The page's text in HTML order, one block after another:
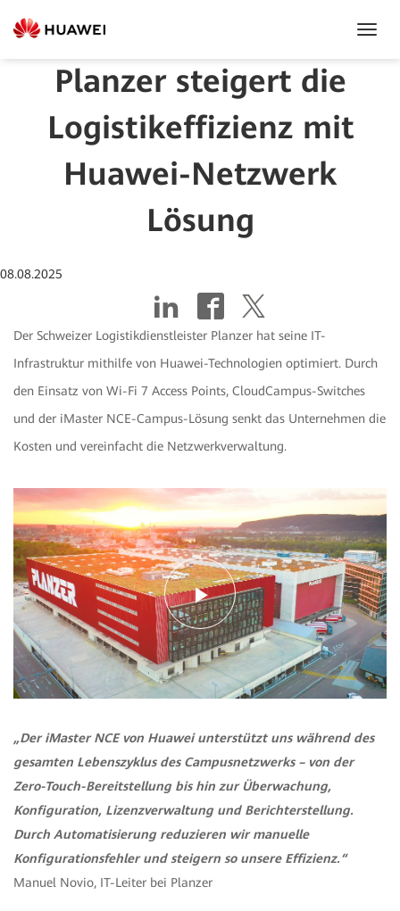
Planzer steigert die
Logistikeffizienz mit
Huawei-Netzwerk
Lösung
08.08.2025
Der Schweizer Logistikdienstleister Planzer hat seine IT-
Infrastruktur mithilfe von Huawei-Technologien optimiert. Durch
den Einsatz von Wi-Fi 7 Access Points, CloudCampus-Switches
und der iMaster NCE-Campus-Lösung senkt das Unternehmen die
Kosten und vereinfacht die Netzwerkverwaltung.
Play
Video
„Der iMaster NCE von Huawei unterstützt uns während des
gesamten Lebenszyklus des Campusnetzwerks – von der
Zero-Touch-Bereitstellung bis hin zur Überwachung,
Konfiguration, Lizenzverwaltung und Berichterstellung.
Durch Automatisierung reduzieren wir manuelle
Konfigurationsfehler und steigern so unsere Effizienz.“
Manuel Novio, IT-Leiter bei Planzer